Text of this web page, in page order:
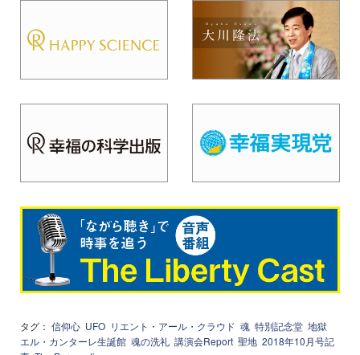
タグ： 信仰心 UFO リエント・アール・クラウド 魂 特別記念堂 地獄
エル・カンターレ生誕館 魂の洗礼 講演会Report 聖地 2018年10月号記